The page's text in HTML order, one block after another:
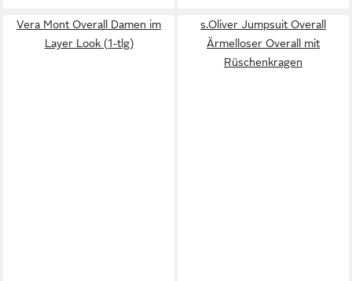
Vera Mont Overall Damen im
Layer Look (1-tlg)
s.Oliver Jumpsuit Overall
Ärmelloser Overall mit
Rüschenkragen